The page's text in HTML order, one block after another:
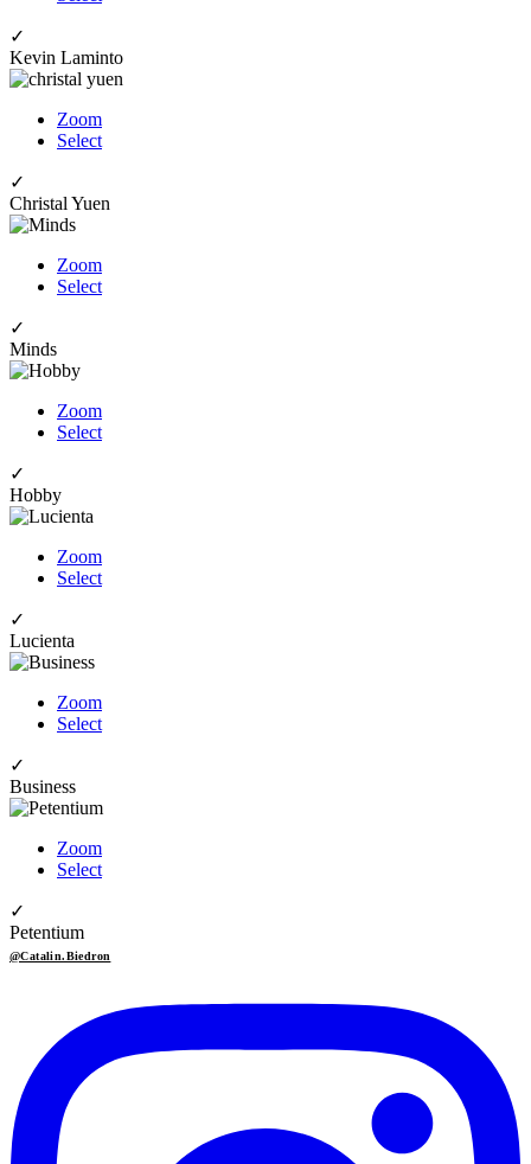
✓
Kevin Laminto
Zoom
Select
✓
Christal Yuen
Zoom
Select
✓
Minds
Zoom
Select
✓
Hobby
Zoom
Select
✓
Lucienta
Zoom
Select
✓
Business
Zoom
Select
✓
Petentium
@Catalin.Biedron